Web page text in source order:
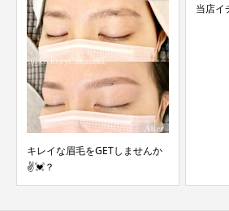
当店イチオシW脱毛とは★